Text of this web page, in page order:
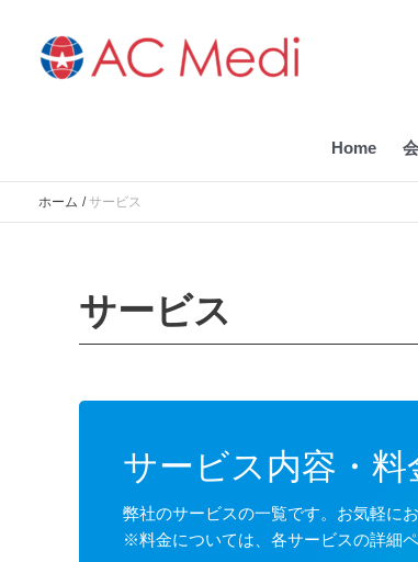
Home
ホーム サービス
サービス
サービス内容・料
弊社のサービスの一覧です。お気軽に
※料金については、各サービスの詳細